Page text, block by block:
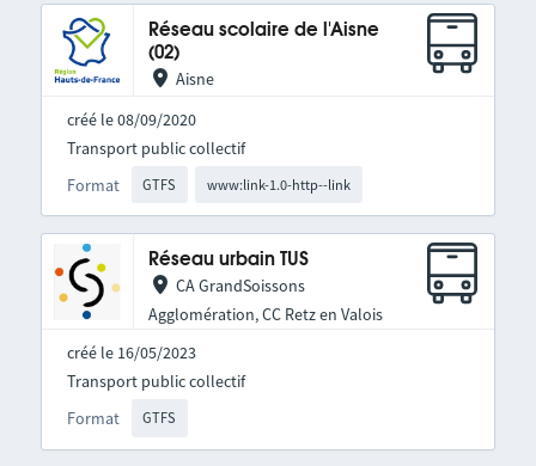
Réseau scolaire de l'Aisne
(02)
Aisne
créé le 08/09/2020
Format GTFS www:link-1.0-http--link
Transport public collectif
Réseau urbain TUS
CA GrandSoissons
Agglomération, CC Retz en Valois
créé le 16/05/2023
Format GTFS
Transport public collectif